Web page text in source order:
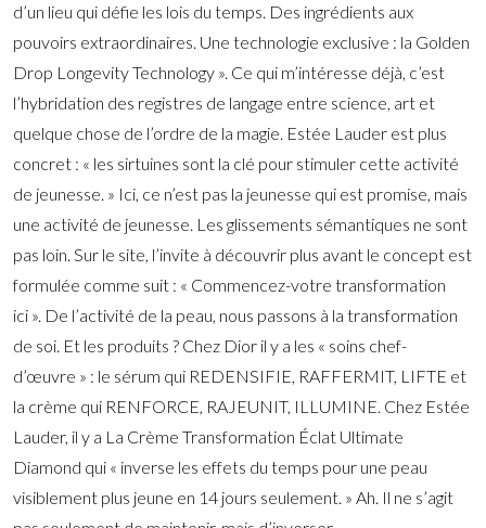
d’un lieu qui défie les lois du temps. Des ingrédients aux
pouvoirs extraordinaires. Une technologie exclusive : la Golden
Drop Longevity Technology ». Ce qui m’intéresse déjà, c’est
l’hybridation des registres de langage entre science, art et
quelque chose de l’ordre de la magie. Estée Lauder est plus
concret : « les sirtuines sont la clé pour stimuler cette activité
de jeunesse. » Ici, ce n’est pas la jeunesse qui est promise, mais
une activité de jeunesse. Les glissements sémantiques ne sont
pas loin. Sur le site, l’invite à découvrir plus avant le concept est
formulée comme suit : « Commencez-votre transformation
ici ». De l’activité de la peau, nous passons à la transformation
de soi. Et les produits ? Chez Dior il y a les « soins chef-
d’œuvre » : le sérum qui REDENSIFIE, RAFFERMIT, LIFTE et
la crème qui RENFORCE, RAJEUNIT, ILLUMINE. Chez Estée
Lauder, il y a La Crème Transformation Éclat Ultimate
Diamond qui « inverse les effets du temps pour une peau
visiblement plus jeune en 14 jours seulement. » Ah. Il ne s’agit